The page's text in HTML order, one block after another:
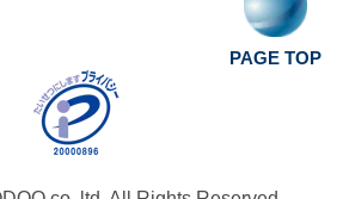
コ
い
等・松坂牛！！ ５等・
スープセット！！ １４
等・クリスマスケー
キ！！ 今回ブレイクア
の瞬間です（笑） 最後
はZoomのギャラリー
ビューを利用して記念
撮影！（スクリーンシ
PAGE TOP